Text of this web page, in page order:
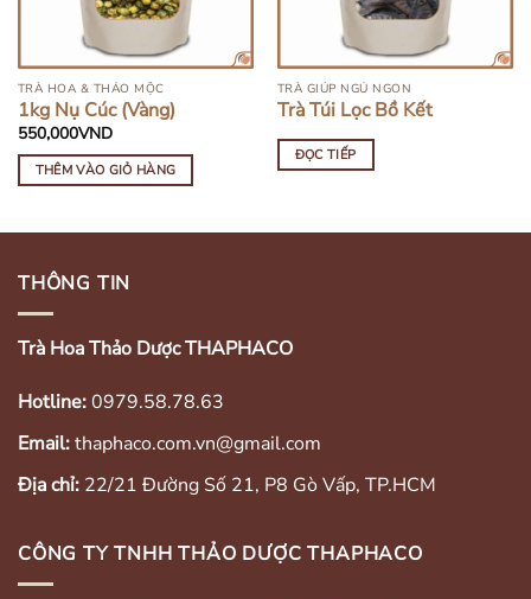
TRÀ HOA & THẢO MỘC
1kg Nụ Cúc (Vàng)
550,000VND
THÊM VÀO GIỎ HÀNG
TRÀ GIÚP NGỦ NGON
Trà Túi Lọc Bồ Kết
ĐỌC TIẾP
THÔNG TIN
Trà Hoa Thảo Dược THAPHACO
Hotline:0979.58.78.63
Email:thaphaco.com.vn@gmail.com
Địa chỉ: 22/21 Đường Số 21, P8 Gò Vấp, TP.HCM
CÔNG TY TNHH THẢO DƯỢC THAPHACO